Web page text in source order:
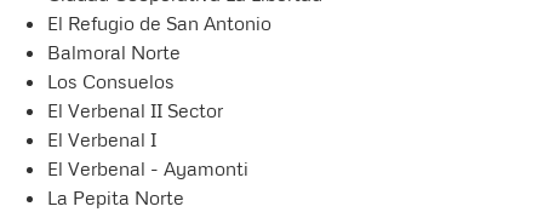
El Refugio de San Antonio
Balmoral Norte
Los Consuelos
El Verbenal II Sector
El Verbenal I
El Verbenal - Ayamonti
La Pepita Norte